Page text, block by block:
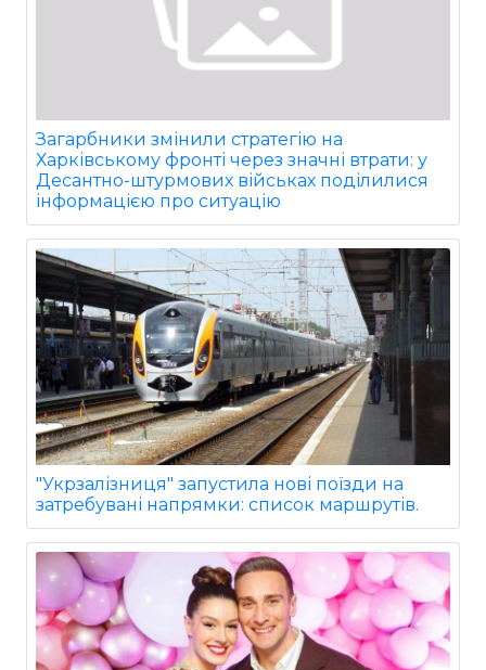
Загарбники змінили стратегію на
Харківському фронті через значні втрати: у
Десантно-штурмових військах поділилися
інформацією про ситуацію
"Укрзалізниця" запустила нові поїзди на
затребувані напрямки: список маршрутів.